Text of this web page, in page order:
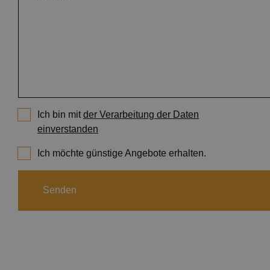
Plakate und Flyer
Ich bin mitder Verarbeitung der Daten
einverstanden
Ich möchte günstige Angebote erhalten.
Senden